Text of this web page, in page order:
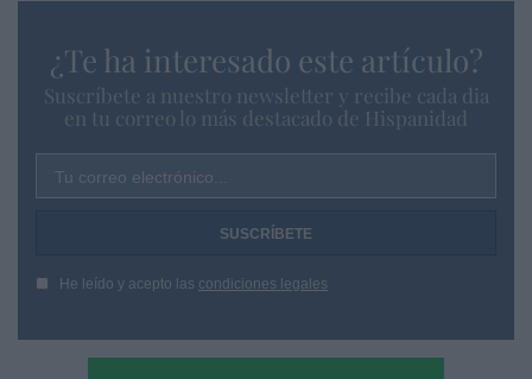
¿Te ha interesado este artículo?
Suscríbete a nuestro newsletter y recibe cada dia
en tu correo lo más destacado de Hispanidad
Tu correo electrónico...
He leído y acepto las condiciones legales